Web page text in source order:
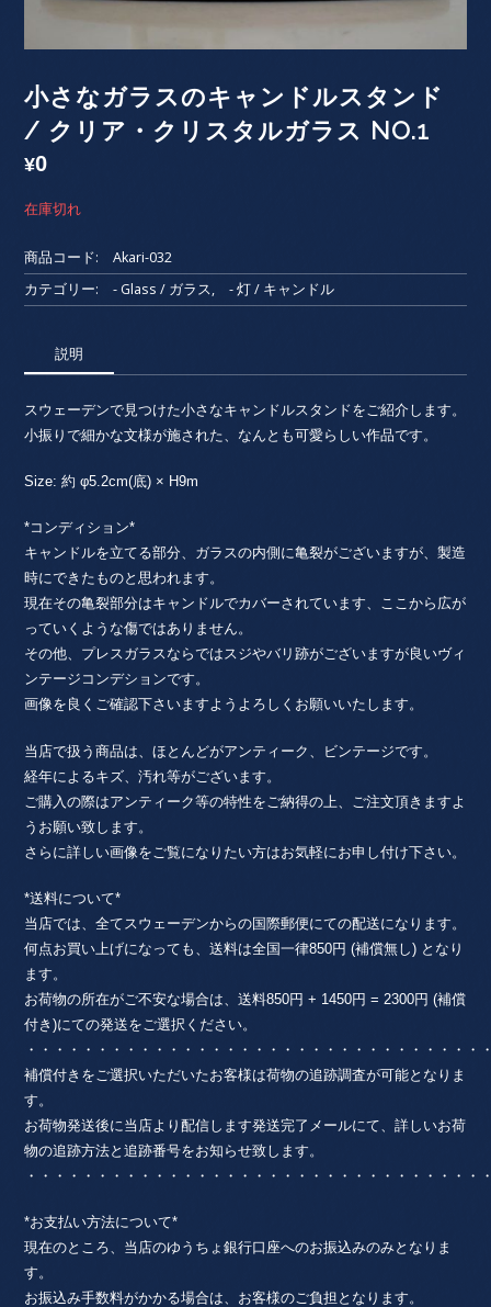
小さなガラスのキャンドルスタンド
/ クリア・クリスタルガラス NO.1
¥0
在庫切れ
商品コード:
Akari-032
カテゴリー:
- Glass / ガラス, - 灯 / キャンドル
説明
スウェーデンで見つけた小さなキャンドルスタンドをご紹介します。
小振りで細かな文様が施された、なんとも可愛らしい作品です。
Size: 約 φ5.2cm(底) × H9m
*コンディション*
キャンドルを立てる部分、ガラスの内側に亀裂がございますが、製造
時にできたものと思われます。
現在その亀裂部分はキャンドルでカバーされています、ここから広が
っていくような傷ではありません。
その他、プレスガラスならではスジやバリ跡がございますが良いヴィ
ンテージコンデションです。
画像を良くご確認下さいますようよろしくお願いいたします。
当店で扱う商品は、ほとんどがアンティーク、ビンテージです。
経年によるキズ、汚れ等がございます。
ご購入の際はアンティーク等の特性をご納得の上、ご注文頂きますよ
うお願い致します。
さらに詳しい画像をご覧になりたい方はお気軽にお申し付け下さい。
*送料について*
当店では、全てスウェーデンからの国際郵便にての配送になります。
何点お買い上げになっても、送料は全国一律850円 (補償無し) となり
ます。
お荷物の所在がご不安な場合は、送料850円 + 1450円 = 2300円 (補償
付き)にての発送をご選択ください。
・・・・・・・・・・・・・・・・・・・・・・・・・・・・・・・
補償付きをご選択いただいたお客様は荷物の追跡調査が可能となりま
す。
お荷物発送後に当店より配信します発送完了メールにて、詳しいお荷
物の追跡方法と追跡番号をお知らせ致します。
・・・・・・・・・・・・・・・・・・・・・・・・・・・・・・・
*お支払い方法について*
現在のところ、当店のゆうちょ銀行口座へのお振込みのみとなりま
す。
お振込み手数料がかかる場合は、お客様のご負担となります。